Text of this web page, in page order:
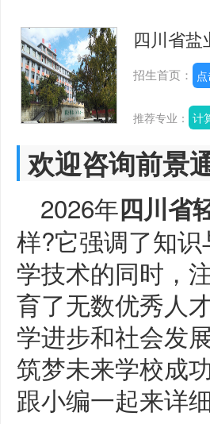
四川省盐
招生首页：
推荐专业： 计
欢迎咨询前景
2026年四川省
样?它强调了知
学技术的同时，
育了无数优秀人
学进步和社会发
筑梦未来学校成
跟小编一起来详